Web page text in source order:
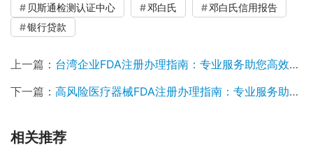
贝斯通检测认证中心
邓白氏
邓白氏信用报告
银行贷款
上一篇： 台湾企业FDA注册办理指南：专业服务助您高效合规
下一篇： 高风险医疗器械FDA注册办理指南：专业服务助力企业合规出海
相关推荐